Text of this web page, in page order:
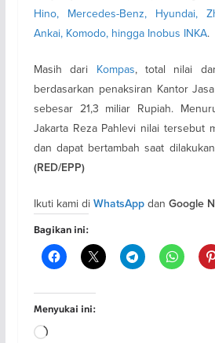
Hino, Mercedes-Benz, Hyundai,
Ankai, Komodo, hingga Inobus INKA.
Masih dari Kompas, total nilai
berdasarkan penaksiran Kantor
sebesar 21,3 miliar Rupiah.
Jakarta Reza Pahlevi nilai tersebut
dan dapat bertambah saat
(RED/EPP)
Ikuti kami di WhatsAppdan Google
Bagikan ini:
Menyukai ini:
Memuat...